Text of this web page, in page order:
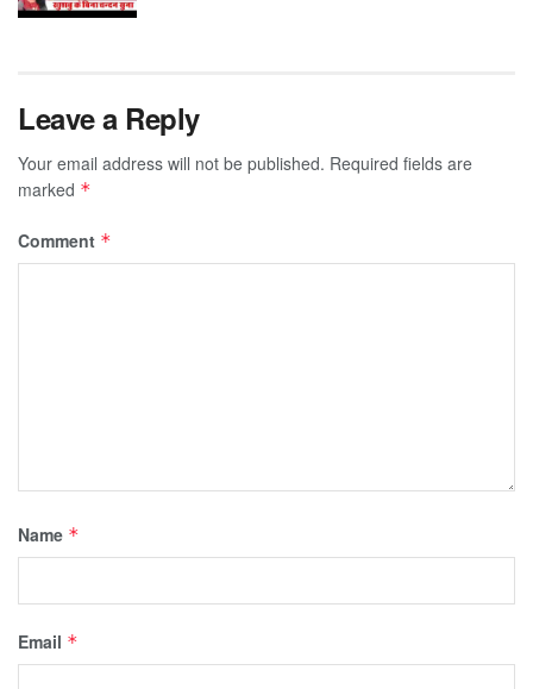
Leave a Reply
Your email address will not be published. Required fields are
marked *
Comment *
Name *
Email *